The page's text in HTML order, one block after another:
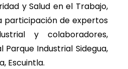
y Salud en el Trabajo,
participación de expertos
y colaboradores,
Parque Industrial Sidegua,
Escuintla.